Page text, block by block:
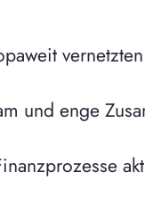
und enge